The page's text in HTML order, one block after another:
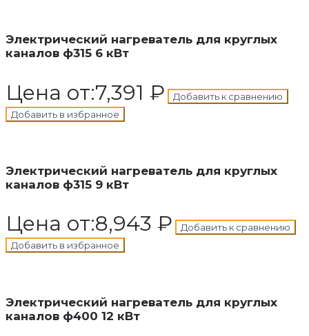
Электрический нагреватель для круглых
каналов ф315 6 кВт
Цена от:7,391 ₽
Добавить к сравнению
Добавить в избранное
Электрический нагреватель для круглых
каналов ф315 9 кВт
Цена от:8,943 ₽
Добавить к сравнению
Добавить в избранное
Электрический нагреватель для круглых
каналов ф400 12 кВт